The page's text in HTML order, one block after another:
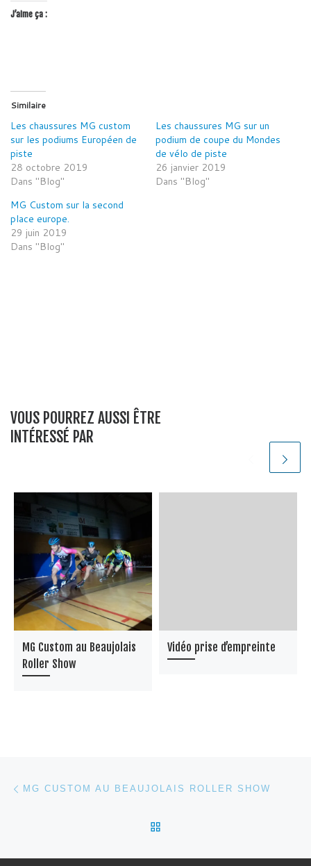
J’aime ça :
Similaire
Les chaussures MG custom
sur les podiums Européen de
piste
28 octobre 2019
Dans "Blog"
Les chaussures MG sur un
podium de coupe du Mondes
de vélo de piste
26 janvier 2019
Dans "Blog"
MG Custom sur la second
place europe.
29 juin 2019
Dans "Blog"
VOUS POURREZ AUSSI ÊTRE
INTÉRESSÉ PAR
MG Custom au Beaujolais
Roller Show
Vidéo prise d’empreinte
Parcourir les articles
MG CUSTOM AU BEAUJOLAIS ROLLER SHOW